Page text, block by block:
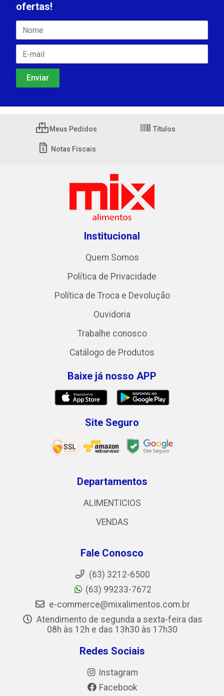
ofertas!
Meus Pedidos Títulos
Notas Fiscais
Institucional
Quem Somos
Política de Privacidade
Política de Troca e Devolução
Ouvidoria
Trabalhe conosco
Catálogo de Produtos
Baixe já nosso APP
Site Seguro
Departamentos
ALIMENTICIOS
VENDAS
Fale Conosco
(63) 3212-6500
(63) 99233-7672
e-commerce@mixalimentos.com.br
Atendimento de segunda a sexta-feira das
08h às 12h e das 13h30 às 17h30
Redes Sociais
Instagram
Facebook